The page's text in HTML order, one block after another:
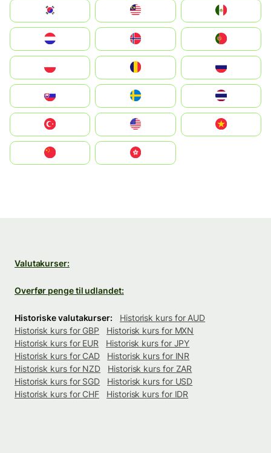
South Korea
United States
中國香港特別行政區
Valutakurser:
Overfør penge til udlandet:
Historiske valutakurser:
Historisk kurs for AUD
Historisk kurs for GBP
Historisk kurs for MXN
Historisk kurs for EUR
Historisk kurs for JPY
Historisk kurs for CAD
Historisk kurs for INR
Historisk kurs for NZD
Historisk kurs for ZAR
Historisk kurs for SGD
Historisk kurs for USD
Historisk kurs for CHF
Historisk kurs for IDR